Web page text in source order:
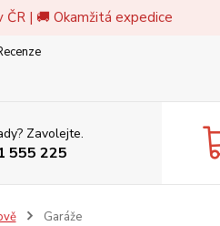
| 🚚 Okamžitá expedice
Zavolejte.
555 225
Garáže